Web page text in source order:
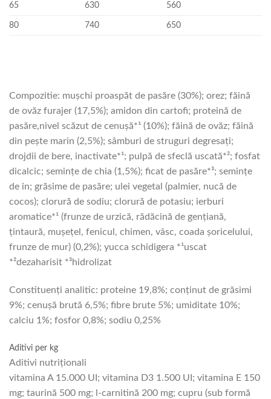
65 630 560
80 740 650
Compozitie: mușchi proaspăt de pasăre (30%); orez; făină
de ovăz furajer (17,5%); amidon din cartofi; proteină de
pasăre,nivel scăzut de cenuşă*¹ (10%); făină de ovăz; făină
din pește marin (2,5%); sâmburi de struguri degresați;
drojdii de bere, inactivate*¹; pulpă de sfeclă uscată*²; fosfat
dicalcic; semințe de chia (1,5%); ficat de pasăre*³; semințe
de in; grăsime de pasăre; ulei vegetal (palmier, nucă de
cocos); clorură de sodiu; clorură de potasiu; ierburi
aromatice*¹ (frunze de urzică, rădăcină de gențiană,
țintaură, mușețel, fenicul, chimen, vâsc, coada șoricelului,
frunze de mur) (0,2%); yucca schidigera *¹uscat
*²dezaharisit *³hidrolizat
Constituenți analitic: proteine 19,8%; conținut de grăsimi
9%; cenușă brută 6,5%; fibre brute 5%; umiditate 10%;
calciu 1%; fosfor 0,8%; sodiu 0,25%
Aditivi per kg
Aditivi nutriționali
vitamina A 15.000 UI; vitamina D3 1.500 UI; vitamina E 150
mg; taurină 500 mg; l-carnitină 200 mg; cupru (sub formă